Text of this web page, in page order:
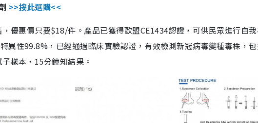
>>按此選購<<
優惠價只要$18/件。產品已獲得歐盟CE1434認證，可供民眾進行自
異性99.8%，已經通過臨床實驗認證，有效檢測新冠病毒變種毒株，
樣本，15分鐘知結果。